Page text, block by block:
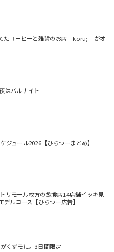
たコーヒーと雑貨のお店「koru;」がオ
はバルナイト
ジュール2026【ひらつーまとめ】
リモール枚方の飲食店14店舗イッキ見
デルコース【ひらつー広告】
くずモに。3日間限定